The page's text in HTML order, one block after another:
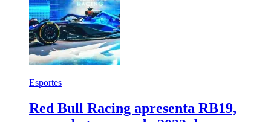
Esportes
Red Bull Racing apresenta RB19,